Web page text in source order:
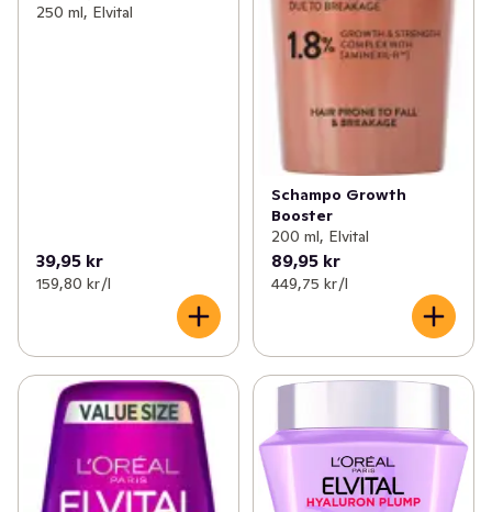
250 ml, Elvital
39,95 kr
159,80 kr /l
Schampo Growth
Booster
200 ml, Elvital
89,95 kr
449,75 kr /l